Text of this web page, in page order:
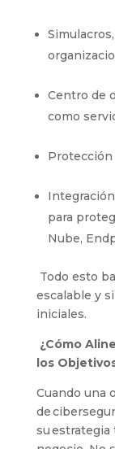
Centro de
como
Protección
para
Nube,
Todo esto
escalable y
iniciales.
¿Cómo
los
Cuando una
de
su